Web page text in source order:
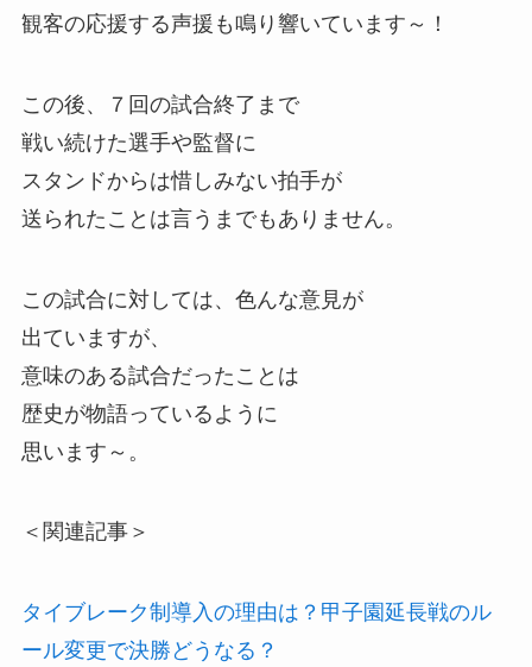
観客の応援する声援も鳴り響いています～！
この後、７回の試合終了まで
戦い続けた選手や監督に
スタンドからは惜しみない拍手が
送られたことは言うまでもありません。
この試合に対しては、色んな意見が
出ていますが、
意味のある試合だったことは
歴史が物語っているように
思います～。
＜関連記事＞
タイブレーク制導入の理由は？甲子園延長戦のル
ール変更で決勝どうなる？